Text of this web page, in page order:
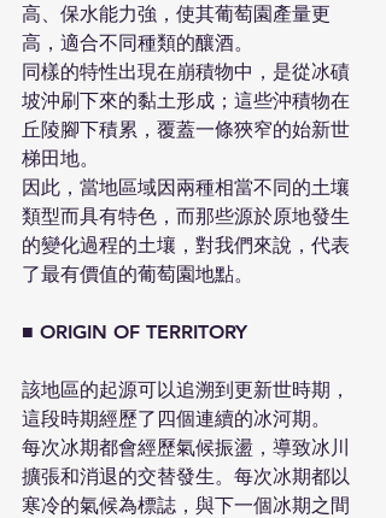
高、保水能力強，使其葡萄園產量更
高，適合不同種類的釀酒。
同樣的特性出現在崩積物中，是從冰磧
坡沖刷下來的黏土形成；這些沖積物在
丘陵腳下積累，覆蓋一條狹窄的始新世
梯田地。
因此，當地區域因兩種相當不同的土壤
類型而具有特色，而那些源於原地發生
的變化過程的土壤，對我們來說，代表
了最有價值的葡萄園地點。
■ ORIGIN OF TERRITORY
該地區的起源可以追溯到更新世時期，
這段時期經歷了四個連續的冰河期。
每次冰期都會經歷氣候振盪，導致冰川
擴張和消退的交替發生。每次冰期都以
寒冷的氣候為標誌，與下一個冰期之間